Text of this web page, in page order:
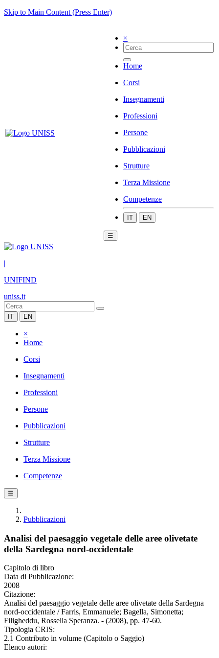
Skip to Main Content (Press Enter)
×
Home
Corsi
Insegnamenti
Professioni
Persone
Pubblicazioni
Strutture
Terza Missione
Competenze
IT EN
☰
|
UNIFIND
uniss.it
IT EN
×
Home
Corsi
Insegnamenti
Professioni
Persone
Pubblicazioni
Strutture
Terza Missione
Competenze
☰
Pubblicazioni
Analisi del paesaggio vegetale delle aree olivetate
della Sardegna nord-occidentale
Capitolo di libro
Data di Pubblicazione:
2008
Citazione:
Analisi del paesaggio vegetale delle aree olivetate della Sardegna
nord-occidentale / Farris, Emmanuele; Bagella, Simonetta;
Filigheddu, Rossella Speranza. - (2008), pp. 47-60.
Tipologia CRIS:
2.1 Contributo in volume (Capitolo o Saggio)
Elenco autori: